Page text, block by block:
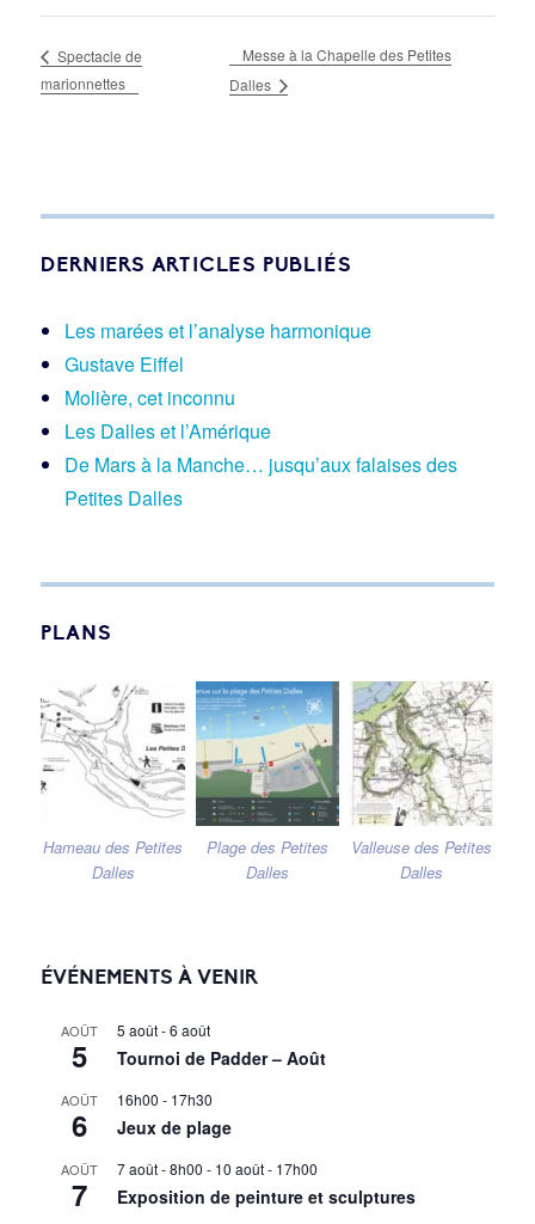
Spectacle de
marionnettes
Messe à la Chapelle des Petites
Dalles
DERNIERS ARTICLES PUBLIÉS
Les marées et l’analyse harmonique
Gustave Eiffel
Molière, cet inconnu
Les Dalles et l’Amérique
De Mars à la Manche… jusqu’aux falaises des
Petites Dalles
PLANS
Hameau des Petites
Dalles
Plage des Petites
Dalles
Valleuse des Petites
Dalles
ÉVÉNEMENTS À VENIR
AOÛT
5
5 août-6 août
Tournoi de Padder – Août
AOÛT
6
16h00 - 17h30
Jeux de plage
AOÛT
7
7 août - 8h00 - 10 août - 17h00
Exposition de peinture et sculptures